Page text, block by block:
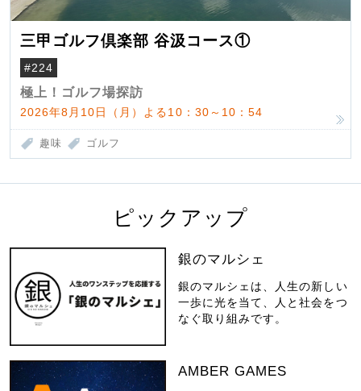
三甲ゴルフ倶楽部 谷汲コース①
#224
極上！ゴルフ場探訪
2026年8月10日（月）よる10：30～10：54
趣味 ゴルフ
ピックアップ
銀のマルシェ
銀のマルシェは、人生の新しい
一歩に光を当て、人と社会をつ
なぐ取り組みです。
AMBER GAMES